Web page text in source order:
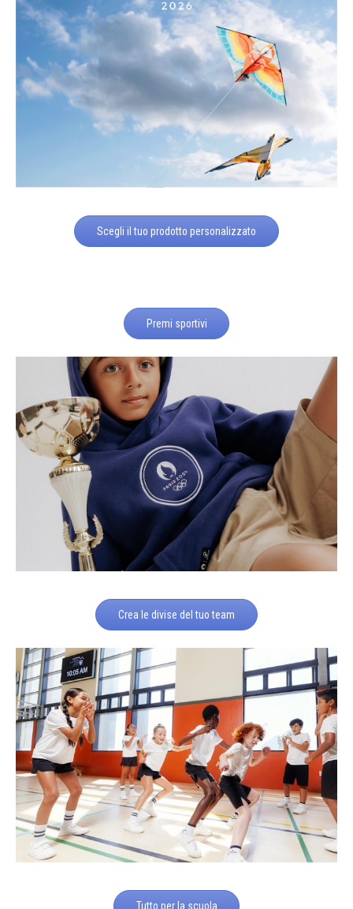
Scegli il tuo prodotto personalizzato
Premi sportivi
Crea le divise del tuo team
Tutto per la scuola